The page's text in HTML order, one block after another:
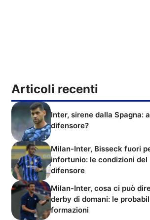
Articoli recenti
Inter, sirene dalla Spagna:
difensore?
Milan-Inter, Bisseck fuori
infortunio: le condizioni del
difensore
Milan-Inter, cosa ci può
derby di domani: le
formazioni